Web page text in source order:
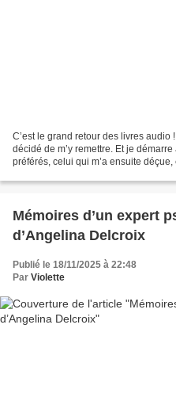
C’est le grand retour des livres audio
décidé de m’y remettre. Et je
préférés, celui qui m’a ensuite
Mémoires d’un expert
d’Angelina Delcroix
Publié le 18/11/2025 à 22:48
Par Violette